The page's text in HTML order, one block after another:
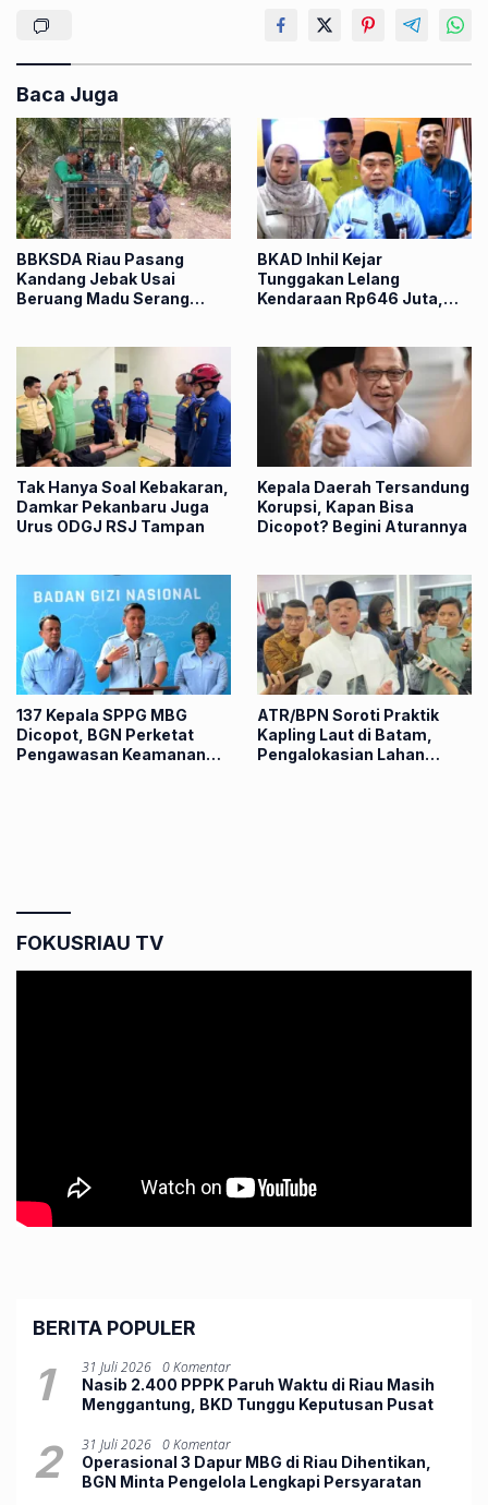
Baca Juga
BBKSDA Riau Pasang
Kandang Jebak Usai
Beruang Madu Serang
BKAD Inhil Kejar
Tunggakan Lelang
Kendaraan Rp646 Juta,
Tak Hanya Soal Kebakaran,
Damkar Pekanbaru Juga
Urus ODGJ RSJ Tampan
Kepala Daerah Tersandung
Korupsi, Kapan Bisa
Dicopot? Begini Aturannya
137 Kepala SPPG MBG
Dicopot, BGN Perketat
Pengawasan Keamanan
ATR/BPN Soroti Praktik
Kapling Laut di Batam,
Pengalokasian Lahan
FOKUSRIAU TV
BERITA POPULER
1 31 Juli 2026 0 Komentar
Nasib 2.400 PPPK Paruh Waktu di Riau Masih
Menggantung, BKD Tunggu Keputusan Pusat
2 31 Juli 2026 0 Komentar
Operasional 3 Dapur MBG di Riau Dihentikan,
BGN Minta Pengelola Lengkapi Persyaratan